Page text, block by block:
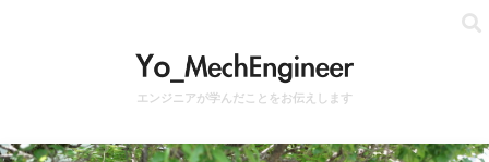
エンジニアが学んだことをお伝えします